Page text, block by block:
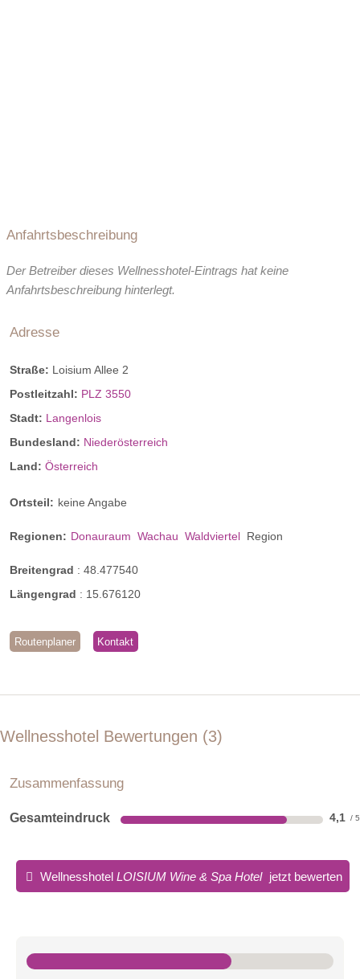
Anfahrtsbeschreibung
Der Betreiber dieses Wellnesshotel-Eintrags hat keine
Anfahrtsbeschreibung hinterlegt.
Adresse
Straße: Loisium Allee 2
Postleitzahl: PLZ 3550
Stadt: Langenlois
Bundesland: Niederösterreich
Land: Österreich
Ortsteil: keine Angabe
Regionen: Donauraum Wachau Waldviertel Region
Breitengrad : 48.477540
Längengrad : 15.676120
Routenplaner Kontakt
Wellnesshotel Bewertungen 3
Zusammenfassung
Gesamteindruck 4,1
Wellnesshotel LOISIUM Wine & Spa Hotel jetzt bewerten